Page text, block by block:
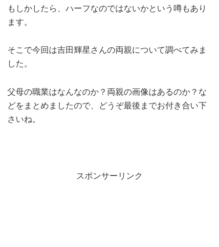
もしかしたら、ハーフなのではないかという噂もあり
ます。
そこで今回は吉田輝星さんの両親について調べてみま
した。
父母の職業はなんなのか？両親の画像はあるのか？な
どをまとめましたので、どうぞ最後までお付き合い下
さいね。
スポンサーリンク